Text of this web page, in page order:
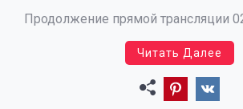
Продолжение прямой трансляции
Читать Далее